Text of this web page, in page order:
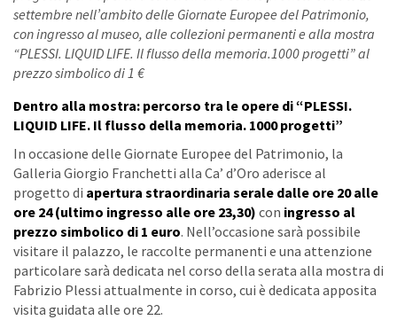
settembre nell’ambito delle Giornate Europee del Patrimonio,
con ingresso al museo, alle collezioni permanenti e alla mostra
“PLESSI. LIQUID LIFE. Il flusso della memoria.1000 progetti” al
prezzo simbolico di 1 €
Dentro alla mostra: percorso tra le opere di “PLESSI.
LIQUID LIFE. Il flusso della memoria. 1000 progetti”
In occasione delle Giornate Europee del Patrimonio, la
Galleria Giorgio Franchetti alla Ca’ d’Oro aderisce al
progetto di apertura straordinaria serale dalle ore 20 alle
ore 24 (ultimo ingresso alle ore 23,30) con ingresso al
prezzo simbolico di 1 euro. Nell’occasione sarà possibile
visitare il palazzo, le raccolte permanenti e una attenzione
particolare sarà dedicata nel corso della serata alla mostra di
Fabrizio Plessi attualmente in corso, cui è dedicata apposita
visita guidata alle ore 22.